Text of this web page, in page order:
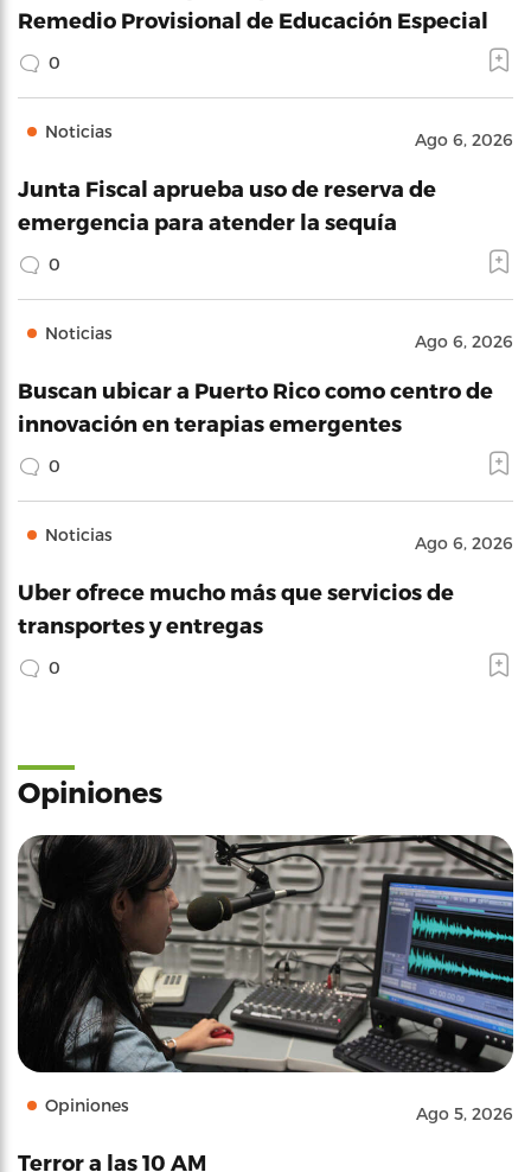
Remedio Provisional de Educación Especial
0
Noticias Ago 6, 2026
Junta Fiscal aprueba uso de reserva de
emergencia para atender la sequía
0
Noticias Ago 6, 2026
Buscan ubicar a Puerto Rico como centro de
innovación en terapias emergentes
0
Noticias Ago 6, 2026
Uber ofrece mucho más que servicios de
transportes y entregas
0
Opiniones
Opiniones Ago 5, 2026
Terror a las 10 AM